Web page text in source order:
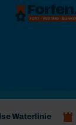
Waterlinie